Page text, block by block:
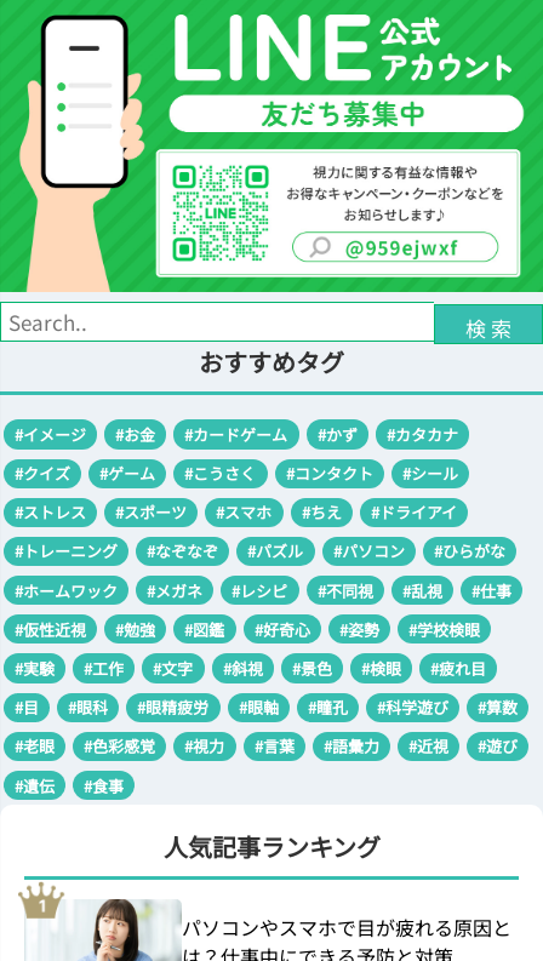
検 索
おすすめタグ
#イメージ #お金 #カードゲーム #かず
#カタカナ
#クイズ
#ゲーム #こうさく #コンタクト
#シール
#ストレス
#スポーツ #スマホ #ちえ
#ドライアイ
#トレーニング
#なぞなぞ #パズル #パソコン
#ひらがな
#ホームワック
#メガネ #レシピ #不同視 #乱視
#仕事
#仮性近視
#勉強 #図鑑 #好奇心 #姿勢
#学校検眼
#実験
#工作 #文字 #斜視 #景色 #検眼
#疲れ目
#目
#眼科 #眼精疲労 #眼軸 #瞳孔 #科学遊び
#算数
#老眼
#色彩感覚 #視力 #言葉 #語彙力 #近視
#遊び
#遺伝
#食事
人気記事ランキング
パソコンやスマホで目が疲れる原因と